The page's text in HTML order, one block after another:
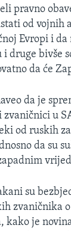
pravno
od vojnih
Evropi i da
druge bivše
da će
da je
zvaničnici u
od ruskih
da su
su
zvaničnika
kako je